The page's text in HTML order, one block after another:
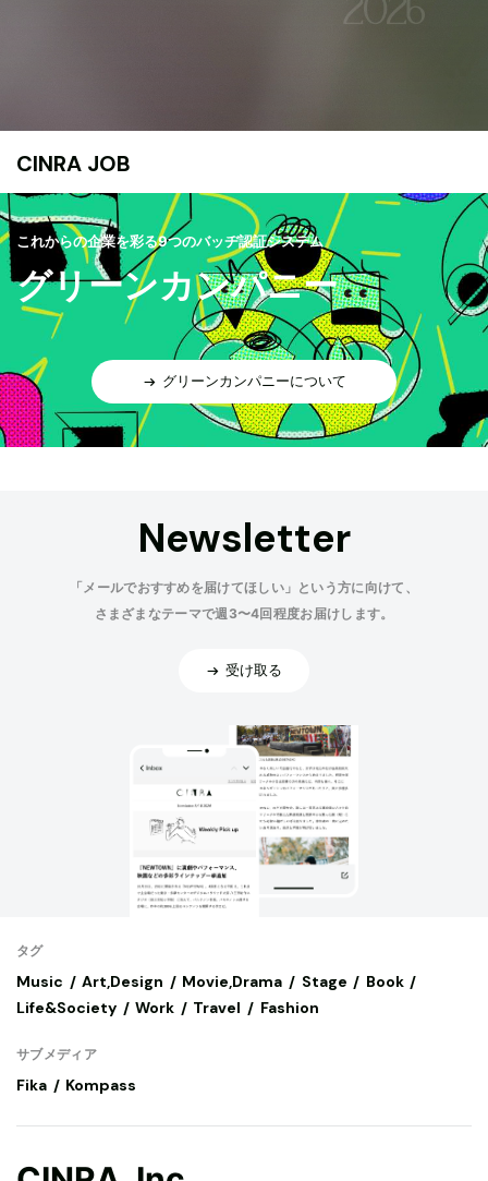
CINRA JOB
これからの企業を彩る9つのバッヂ認証システム
グリーンカンパニー
グリーンカンパニーについて
Newsletter
「メールでおすすめを届けてほしい」という方に向けて、
さまざまなテーマで週3〜4回程度お届けします。
受け取る
タグ
Music Art,Design Movie,Drama Stage
Book
Life&Society
Work Travel Fashion
サブメディア
Fika Kompass